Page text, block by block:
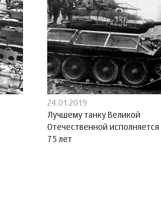
24.01.2019
Лучшему танку Великой
Отечественной исполняется
75 лет